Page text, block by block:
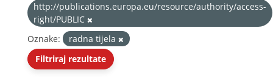
http://publications.europa.eu/resource/authority/access-
right/PUBLIC
Oznake:
radna tijela
Filtriraj rezultate